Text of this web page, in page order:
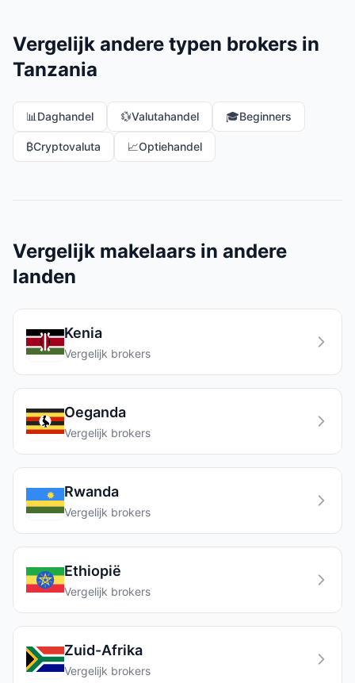
Vergelijk andere typen brokers in
Tanzania
📊 Daghandel 💱Valutahandel 🎓Beginners
₿Cryptovaluta 📈Optiehandel
Vergelijk makelaars in andere
landen
Kenia
Vergelijk brokers
Oeganda
Vergelijk brokers
Rwanda
Vergelijk brokers
Ethiopië
Vergelijk brokers
Zuid-Afrika
Vergelijk brokers